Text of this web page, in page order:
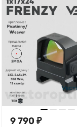
9 790 ₽